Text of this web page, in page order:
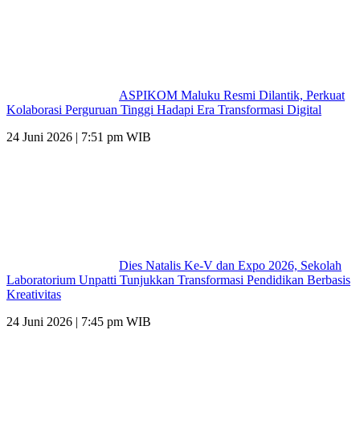
ASPIKOM Maluku Resmi Dilantik, Perkuat
Kolaborasi Perguruan Tinggi Hadapi Era Transformasi Digital
24 Juni 2026 | 7:51 pm WIB
Dies Natalis Ke-V dan Expo 2026, Sekolah
Laboratorium Unpatti Tunjukkan Transformasi Pendidikan Berbasis
Kreativitas
24 Juni 2026 | 7:45 pm WIB